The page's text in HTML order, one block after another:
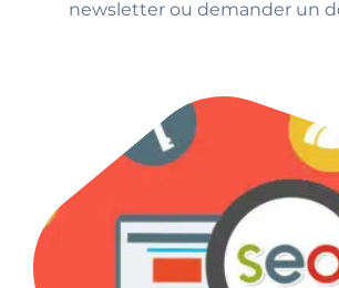
newsletter ou demander un